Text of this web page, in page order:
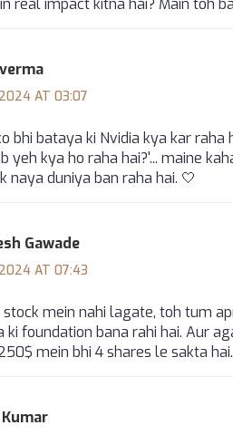
real impact kitna hai? Main toh
AT 03:07
bhi bataya ki Nvidia kya kar
yeh kya ho raha hai?'... maine
naya duniya ban raha hai. 🤍
Gawade
AT 07:43
mein nahi lagate, toh tum
ki foundation bana rahi hai. Aur
mein bhi 4 shares le sakta